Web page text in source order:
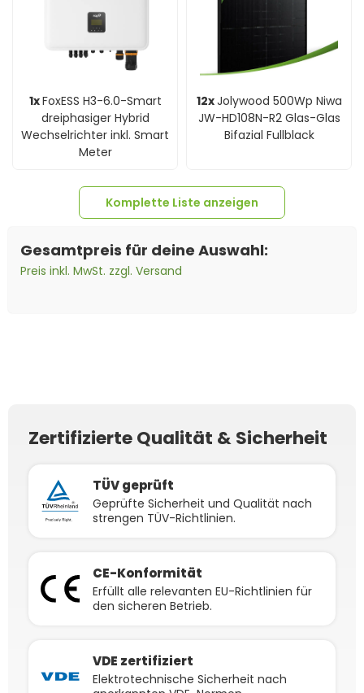
1xFoxESS H3-6.0-Smart
dreiphasiger Hybrid
Wechselrichter inkl. Smart
Meter
12xJolywood 500Wp Niwa
JW-HD108N-R2 Glas-Glas
Bifazial Fullblack
Komplette Liste anzeigen
Gesamtpreis für deine Auswahl:
Preis inkl. MwSt. zzgl. Versand
Zertifizierte Qualität & Sicherheit
TÜV geprüft
Geprüfte Sicherheit und Qualität nach
strengen TÜV-Richtlinien.
CE-Konformität
Erfüllt alle relevanten EU-Richtlinien für
den sicheren Betrieb.
VDE zertifiziert
Elektrotechnische Sicherheit nach